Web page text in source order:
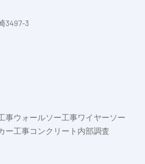
3497-3
事ウォールソー工事ワイヤーソー
ー工事コンクリート内部調査